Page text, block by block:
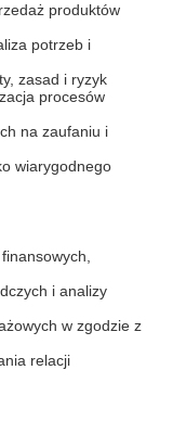
produktów
potrzeb i
zasad i ryzyk
procesów
na zaufaniu i
wiarygodnego
i analizy
w zgodzie z
relacji